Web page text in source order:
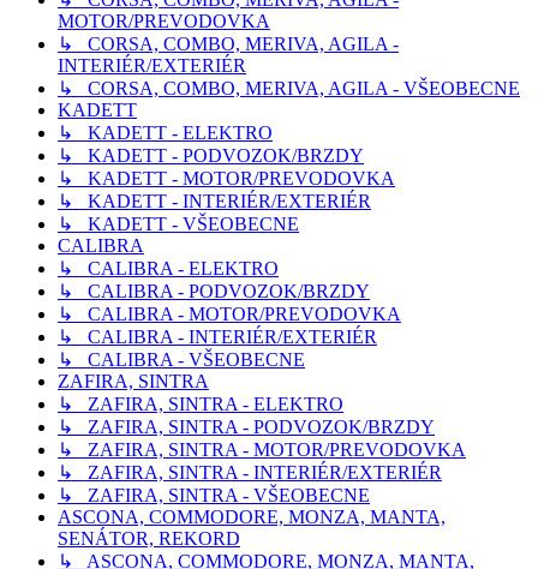
MOTOR/PREVODOVKA
↳ CORSA, COMBO, MERIVA, AGILA -
INTERIÉR/EXTERIÉR
↳ CORSA, COMBO, MERIVA, AGILA - VŠEOBECNE
KADETT
↳ KADETT - ELEKTRO
↳ KADETT - PODVOZOK/BRZDY
↳ KADETT - MOTOR/PREVODOVKA
↳ KADETT - INTERIÉR/EXTERIÉR
↳ KADETT - VŠEOBECNE
CALIBRA
↳ CALIBRA - ELEKTRO
↳ CALIBRA - PODVOZOK/BRZDY
↳ CALIBRA - MOTOR/PREVODOVKA
↳ CALIBRA - INTERIÉR/EXTERIÉR
↳ CALIBRA - VŠEOBECNE
ZAFIRA, SINTRA
↳ ZAFIRA, SINTRA - ELEKTRO
↳ ZAFIRA, SINTRA - PODVOZOK/BRZDY
↳ ZAFIRA, SINTRA - MOTOR/PREVODOVKA
↳ ZAFIRA, SINTRA - INTERIÉR/EXTERIÉR
↳ ZAFIRA, SINTRA - VŠEOBECNE
ASCONA, COMMODORE, MONZA, MANTA,
SENÁTOR, REKORD
↳ ASCONA, COMMODORE, MONZA, MANTA,